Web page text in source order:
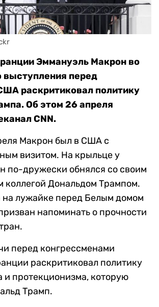
Эммануэль Макрон во
выступления перед
раскритиковал политику
Об этом 26 апреля
CNN.
Макрон был в США с
визитом. На крыльце у
по-дружески обнялся со своим
коллегой Дональдом Трампом.
на лужайке перед Белым домом
напоминать о прочности
перед конгрессменами
раскритиковал политику
и протекционизма, которую
Трамп.